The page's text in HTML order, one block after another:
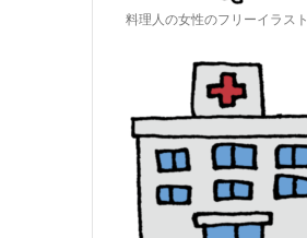
料理人の女性のフリーイラスト